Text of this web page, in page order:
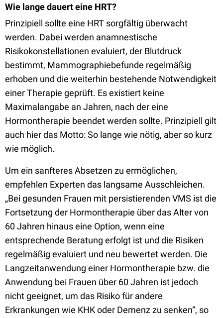
Wie lange dauert eine HRT?
Prinzipiell sollte eine HRT sorgfältig überwacht
werden. Dabei werden anamnestische
Risikokonstellationen evaluiert, der Blutdruck
bestimmt, Mammographiebefunde regelmäßig
erhoben und die weiterhin bestehende Notwendigkeit
einer Therapie geprüft. Es existiert keine
Maximalangabe an Jahren, nach der eine
Hormontherapie beendet werden sollte. Prinzipiell gilt
auch hier das Motto: So lange wie nötig, aber so kurz
wie möglich.
Um ein sanfteres Absetzen zu ermöglichen,
empfehlen Experten das langsame Ausschleichen.
„Bei gesunden Frauen mit persistierenden VMS ist die
Fortsetzung der Hormontherapie über das Alter von
60 Jahren hinaus eine Option, wenn eine
entsprechende Beratung erfolgt ist und die Risiken
regelmäßig evaluiert und neu bewertet werden. Die
Langzeitanwendung einer Hormontherapie bzw. die
Anwendung bei Frauen über 60 Jahren ist jedoch
nicht geeignet, um das Risiko für andere
Erkrankungen wie KHK oder Demenz zu senken“, so